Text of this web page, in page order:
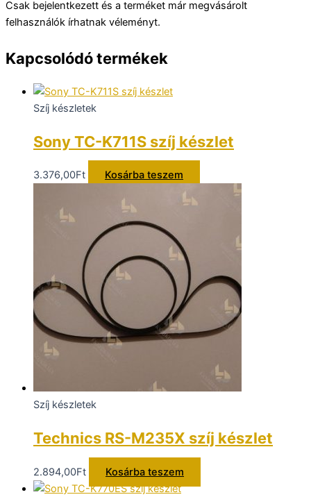
Csak bejelentkezett és a terméket már megvásárolt
felhasználók írhatnak véleményt.
Kapcsolódó termékek
Szíj készletek
Sony TC-K711S szíj készlet
3.376,00Ft Kosárba teszem
Szíj készletek
Technics RS-M235X szíj készlet
2.894,00Ft Kosárba teszem